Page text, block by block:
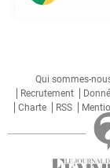
Qui sommes-
Recrutement
Charte
RSS